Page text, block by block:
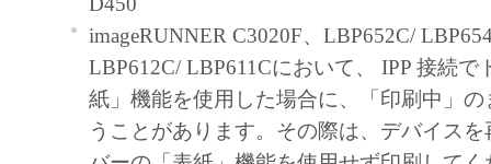
エンジニアリング等することはできません
このような行為をさせてはなりません。
３．著作権表示
お客様は、「本ソフトウェア」に含まれる
imageRUNNER C3020F、LBP652C/
LBP612C/ LBP611Cにおいて、 IPP 接続で
紙」機能を使用した場合に、「印刷中」
うことがあります。その際は、デバイス